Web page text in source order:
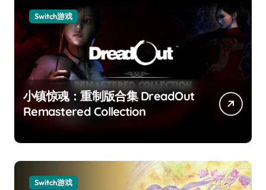
Switch游戏
小镇惊魂：重制版合集 DreadOut
Remastered Collection
Switch游戏